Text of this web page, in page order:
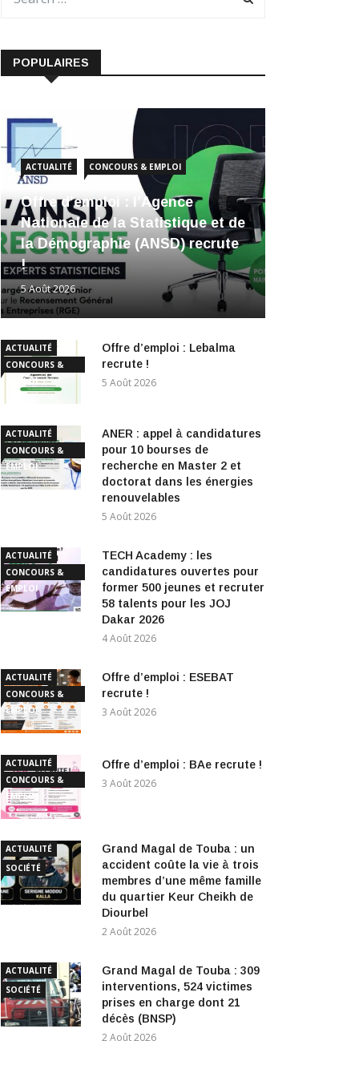
POPULAIRES
ACTUALITÉ CONCOURS & EMPLOI
Offre d’emploi : l’Agence
Nationale de la Statistique et de
la Démographie (ANSD) recrute
!
5 Août 2026
ACTUALITÉ
CONCOURS &
EMPLOI
Offre d’emploi : Lebalma
recrute !
5 Août 2026
ACTUALITÉ
CONCOURS &
EMPLOI
ANER : appel à candidatures
pour 10 bourses de
recherche en Master 2 et
doctorat dans les énergies
renouvelables
5 Août 2026
ACTUALITÉ
CONCOURS &
EMPLOI
TECH Academy : les
candidatures ouvertes pour
former 500 jeunes et recruter
58 talents pour les JOJ
Dakar 2026
4 Août 2026
ACTUALITÉ
CONCOURS &
EMPLOI
Offre d’emploi : ESEBAT
recrute !
3 Août 2026
ACTUALITÉ
CONCOURS &
EMPLOI
Offre d’emploi : BAe recrute !
3 Août 2026
ACTUALITÉ
SOCIÉTÉ
Grand Magal de Touba : un
accident coûte la vie à trois
membres d’une même famille
du quartier Keur Cheikh de
Diourbel
2 Août 2026
ACTUALITÉ
SOCIÉTÉ
Grand Magal de Touba : 309
interventions, 524 victimes
prises en charge dont 21
décès (BNSP)
2 Août 2026